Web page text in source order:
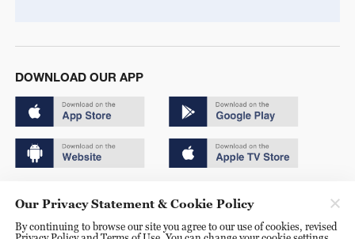
DOWNLOAD OUR APP
京ICP备20000184号
Our Privacy Statement & Cookie Policy
By continuing to browse our site you agree to our use of cookies, revised